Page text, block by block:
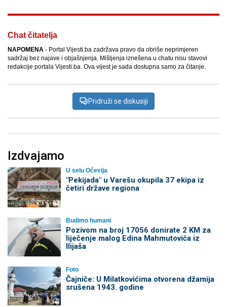
Chat čitatelja
NAPOMENA - Portal Vijesti.ba zadržava pravo da obriše neprimjeren
sadržaj bez najave i objašnjenja. Mišljenja iznešena u chatu nisu stavovi
redakcije portala Vijesti.ba. Ova vijest je sada dostupna samo za čitanje.
Pridruži se diskusiji
Izdvajamo
U selu Oćevija
"Pekijada" u Varešu okupila 37 ekipa iz
četiri države regiona
Budimo humani
Pozivom na broj 17056 donirate 2 KM za
liječenje malog Edina Mahmutovića iz
Ilijaša
Foto
Čajniče: U Milatkovićima otvorena džamija
srušena 1943. godine